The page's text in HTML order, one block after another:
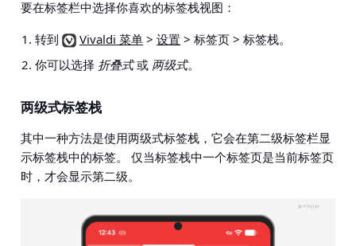
要在标签栏中选择你喜欢的标签栈视图：
转到
Vivaldi 菜单 > 设置 > 标签页 > 标签栈。
你可以选择 折叠式或 两级式。
两级式标签栈
其中一种方法是使用两级式标签栈，它会在第二级标签栏显
示标签栈中的标签。 仅当标签栈中一个标签页是当前标签页
时，才会显示第二级。